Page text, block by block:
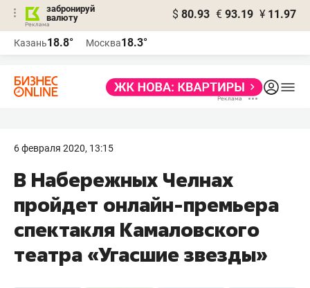
забронируй
валюту
$ 80.93 € 93.19 ¥ 11.97
Казань18.8° Москва18.3°
6 февраля 2020, 13:15
В Набережных Челнах
пройдет онлайн-премьера
спектакля Камаловского
театра «Угасшие звезды»